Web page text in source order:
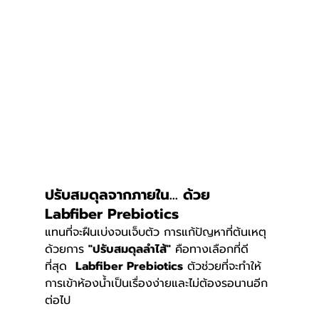
ปรับสมดุลจากภายใน... ด้วย
Labfiber Prebiotics
แทนที่จะฝืนเบ่งจนเจ็บตัว การแก้ปัญหาที่ต้นเหตุ
ด้วยการ "ปรับสมดุลลำไส้" คือทางเลือกที่ดี
ที่สุด Labfiber Prebiotics ตัวช่วยที่จะทำให้
การเข้าห้องน้ำเป็นเรื่องง่ายและไม่ต้องรอนานอีก
ต่อไป